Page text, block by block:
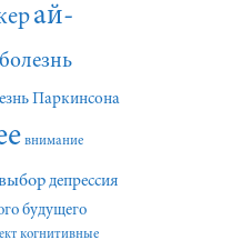
ай-
болезнь
Паркинсона
внимание
депрессия
будущего
когнитивные